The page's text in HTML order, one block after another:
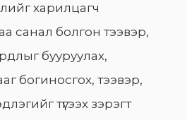
харилцагч
санал болгон тээвэр,
бууруулах,
богиносгох, тээвэр,
түгээх зэрэгт